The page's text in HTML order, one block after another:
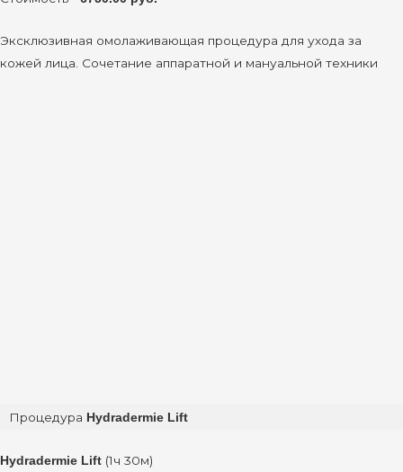
Эксклюзивная омолаживающая процедура для ухода за
кожей лица. Сочетание аппаратной и мануальной техники
Процедура Hydradermie Lift
Hydradermie Lift (1ч 30м)